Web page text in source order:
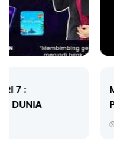
MAJLIS ANUGERAH
PENDIDIKAN -
6 hari yang